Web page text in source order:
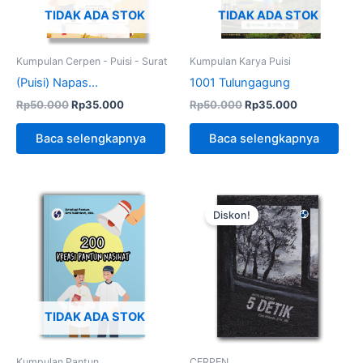
TIDAK ADA STOK
Kumpulan Cerpen - Puisi - Surat
(Puisi) Napas...
Rp50.000Rp35.000
Baca selengkapnya
TIDAK ADA STOK
Kumpulan Karya Puisi
1001 Tulungagung
Rp50.000Rp35.000
Baca selengkapnya
TIDAK ADA STOK
Diskon!
Harga
aslinya
adalah:
Rp50.000.
Harga
saat
ini
adalah:
Rp35.000.
Kuantitas
5
Detik